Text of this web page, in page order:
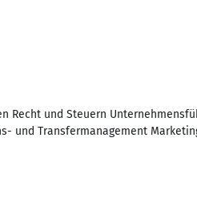
Recht und Steuern
und Transfermanagement